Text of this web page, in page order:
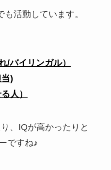
活動しています。
/バイリンガル）
)
人）
、IQが高かったりと
ですね♪